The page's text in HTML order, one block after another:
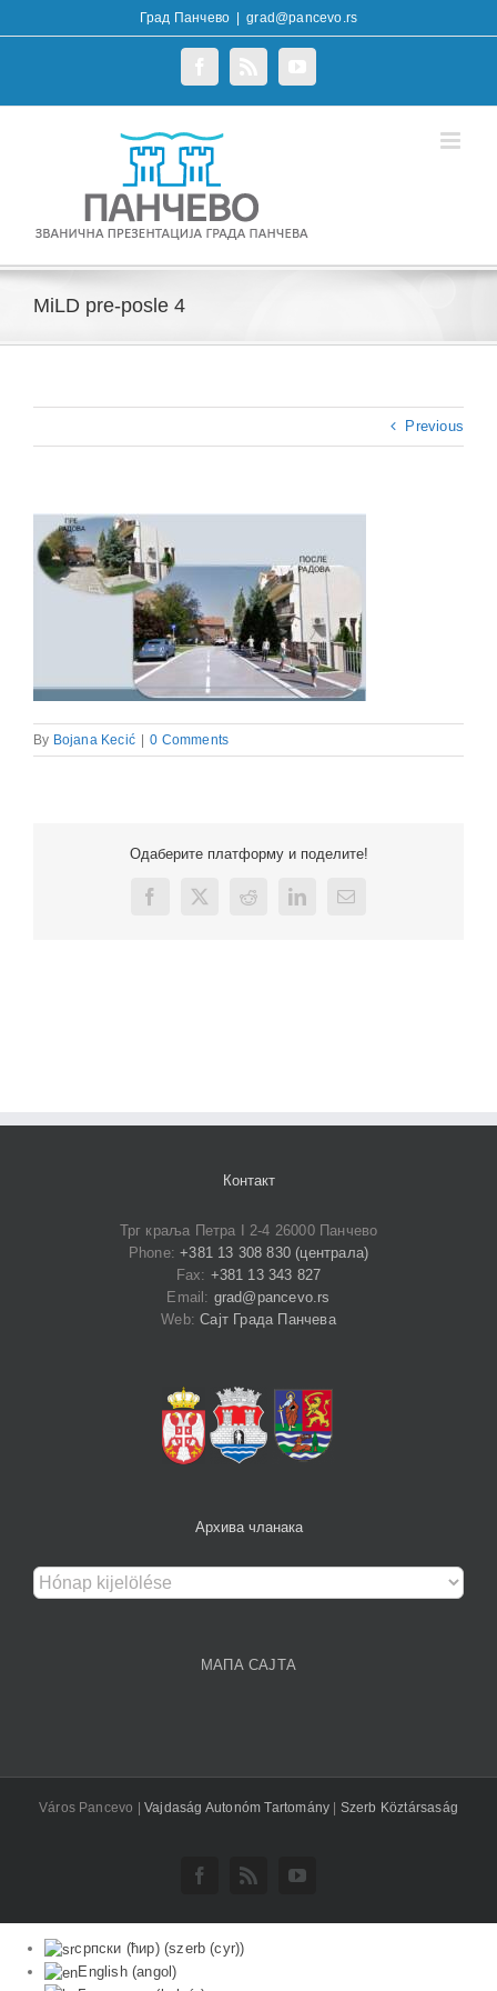
to
Град Панчево grad@pancevo.rs
MiLD pre-posle 4
Previous
By Bojana Kecić 0 Comments
Одаберите платформу и поделите!
Facebook
X Reddit LinkedInEmail
Контакт
Трг краља Петра I 2-4 26000 Панчево
Phone:+381 13 308 830 (централа)
Fax: +381 13 343 827
Email: grad@pancevo.rs
Web:Сајт Града Панчева
Архива чланака
Архива
чланака
МАПА САЈТА
Város Pancevo |Vajdaság Autonóm Tartomány Szerb Köztársaság
Facebook
Rss YouTube
српски (ћир)(szerb (cyr))
English(angol)